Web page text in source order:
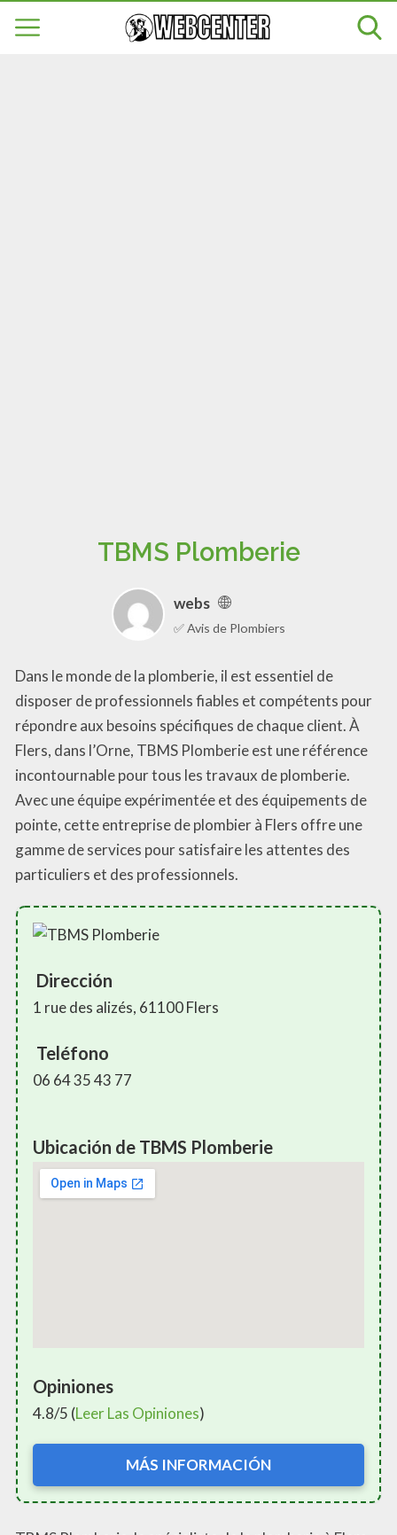
TBMS Plomberie
webs
✅ Avis de Plombiers
Dans le monde de la plomberie, il est essentiel de
disposer de professionnels fiables et compétents pour
répondre aux besoins spécifiques de chaque client. À
Flers, dans l’Orne, TBMS Plomberie est une référence
incontournable pour tous les travaux de plomberie.
Avec une équipe expérimentée et des équipements de
pointe, cette entreprise de plombier à Flers offre une
gamme de services pour satisfaire les attentes des
particuliers et des professionnels.
Dirección
1 rue des alizés, 61100 Flers
Teléfono
06 64 35 43 77
Ubicación de TBMS Plomberie
Opiniones
4.8/5 (Leer Las Opiniones)
MÁS INFORMACIÓN